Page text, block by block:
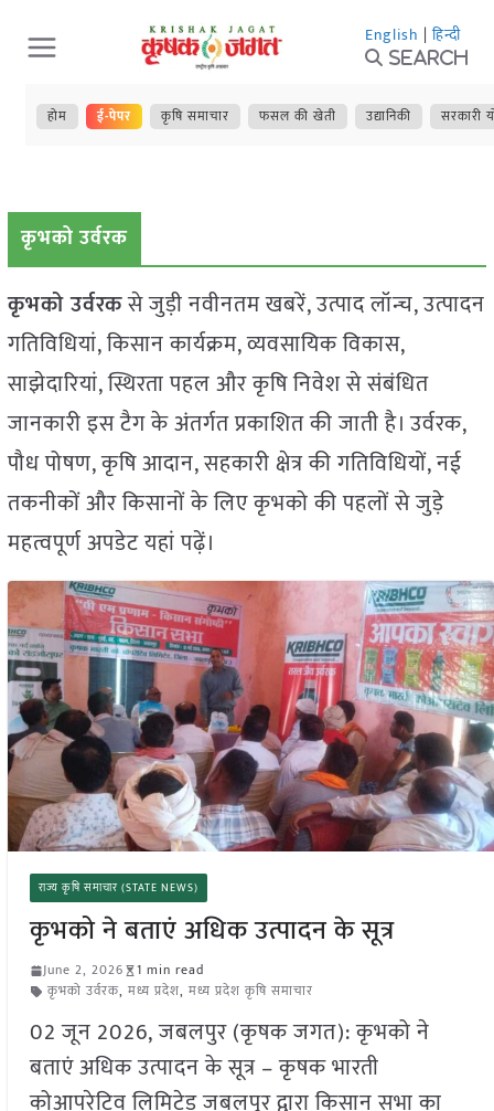
Skip
to
content
English | हिन्दी
Search
होम ई-पेपर कृषि समाचार फसल की खेती उद्यानिकी सरकारी
कृभको उर्वरक
कृभको उर्वरकसे जुड़ी नवीनतम खबरें, उत्पाद लॉन्च, उत्पादन
गतिविधियां, किसान कार्यक्रम, व्यवसायिक विकास,
साझेदारियां, स्थिरता पहल और कृषि निवेश से संबंधित
जानकारी इस टैग के अंतर्गत प्रकाशित की जाती है। उर्वरक,
पौध पोषण, कृषि आदान, सहकारी क्षेत्र की गतिविधियों, नई
तकनीकों और किसानों के लिए कृभको की पहलों से जुड़े
महत्वपूर्ण अपडेट यहां पढ़ें।
राज्य कृषि समाचार (STATE NEWS)
कृभको ने बताएं अधिक उत्पादन के सूत्र
June 2, 2026
1 min read
कृभको उर्वरक, मध्य प्रदेश, मध्य प्रदेश कृषि समाचार
02 जून 2026, जबलपुर (कृषक जगत): कृभको ने
बताएं अधिक उत्पादन के सूत्र – कृषक भारती